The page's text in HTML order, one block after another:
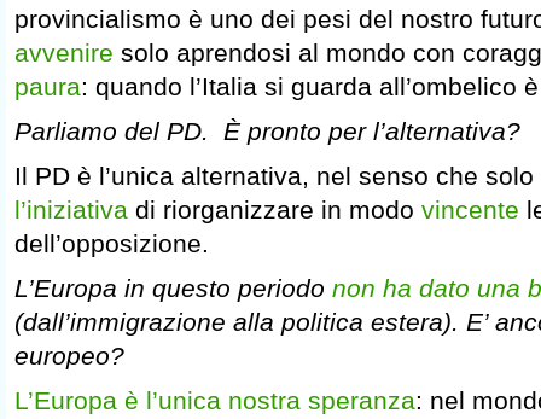
provincialismo è uno dei pesi del nostro
avvenire solo aprendosi al mondo con
paura: quando l’Italia si guarda all’ombelico
Parliamo del PD. È pronto per l’alternativa?
Il PD è l’unica alternativa, nel senso che solo
l’iniziativa di riorganizzare in modo vincente
dell’opposizione.
L’Europa in questo periodo non ha dato una
(dall’immigrazione alla politica estera). E’
europeo?
L’Europa è l’unica nostra speranza: nel